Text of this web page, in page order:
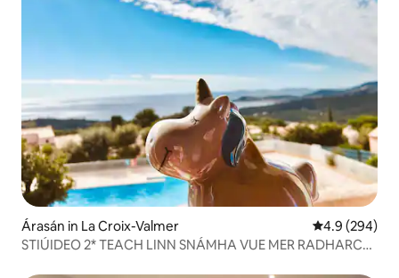
Árasán in La Croix-Valmer Meánrátáil
4.9 (294)
STIÚIDEO 2* TEACH LINN SNÁMHA VUE MER RADHARC